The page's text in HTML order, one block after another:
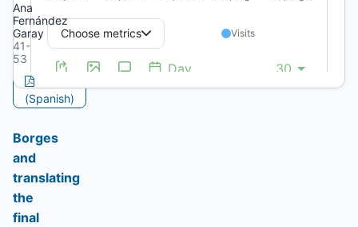
Ana
Fernández
Garay
41-
53
(Spanish)
Borges
and
translating
the
final